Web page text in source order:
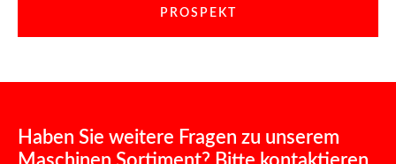
PROSPEKT
Haben Sie weitere Fragen zu unserem